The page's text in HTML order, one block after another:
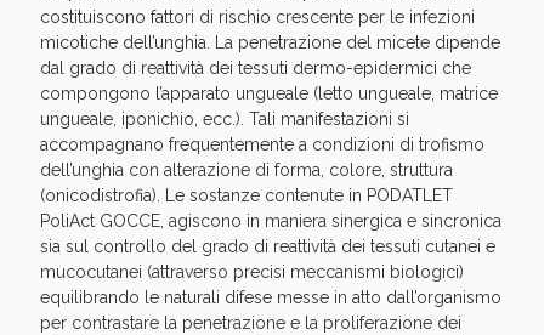
costituiscono fattori di rischio crescente per le infezioni
micotiche dell’unghia. La penetrazione del micete dipende
dal grado di reattività dei tessuti dermo-epidermici che
compongono l’apparato ungueale (letto ungueale, matrice
ungueale, iponichio, ecc.). Tali manifestazioni si
accompagnano frequentemente a condizioni di trofismo
dell’unghia con alterazione di forma, colore, struttura
(onicodistrofia). Le sostanze contenute in PODATLET
PoliAct GOCCE, agiscono in maniera sinergica e sincronica
sia sul controllo del grado di reattività dei tessuti cutanei e
mucocutanei (attraverso precisi meccanismi biologici)
equilibrando le naturali difese messe in atto dall’organismo
per contrastare la penetrazione e la proliferazione dei